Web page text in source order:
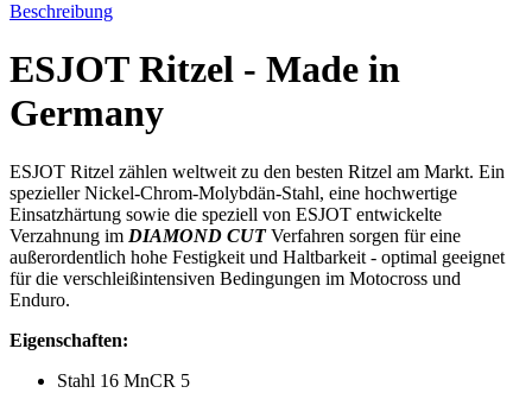
Beschreibung
ESJOT Ritzel - Made in
Germany
ESJOT Ritzel zählen weltweit zu den besten Ritzel am Markt. Ein
spezieller Nickel-Chrom-Molybdän-Stahl, eine hochwertige
Einsatzhärtung sowie die speziell von ESJOT entwickelte
Verzahnung im DIAMOND CUT Verfahren sorgen für eine
außerordentlich hohe Festigkeit und Haltbarkeit - optimal geeignet
für die verschleißintensiven Bedingungen im Motocross und
Enduro.
Eigenschaften:
Stahl 16 MnCR 5